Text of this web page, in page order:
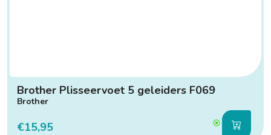
Brother Plisseervoet 5 geleiders F069
Brother
€15,95